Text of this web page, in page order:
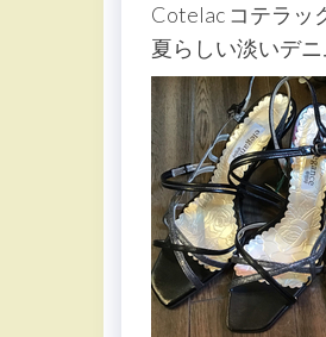
Cotelac コテラッ
夏らしい淡いデ